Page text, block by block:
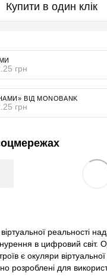
Купити в один клік
грн
ВІД MONOBANK
грн
віртуальної реальності
в цифровий світ.
є окуляри
розроблені для